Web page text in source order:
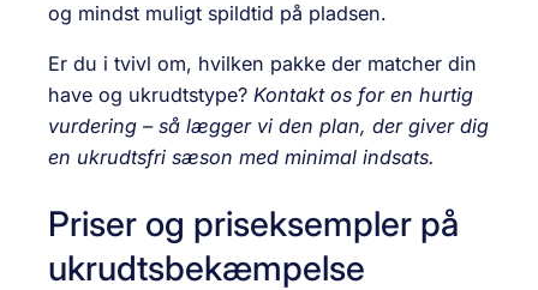
og mindst muligt spildtid på pladsen.
Er du i tvivl om, hvilken pakke der matcher din
have og ukrudtstype? Kontakt os for en hurtig
vurdering – så lægger vi den plan, der giver dig
en ukrudtsfri sæson med minimal indsats.
Priser og priseksempler på
ukrudtsbekæmpelse